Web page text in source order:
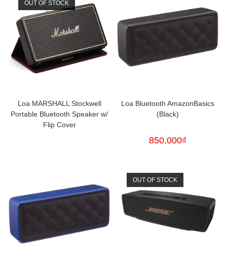
OUT OF STOCK
Loa MARSHALL Stockwell
Portable Bluetooth Speaker w/
Flip Cover
Loa Bluetooth AmazonBasics
(Black)
850,000₫
OUT OF STOCK